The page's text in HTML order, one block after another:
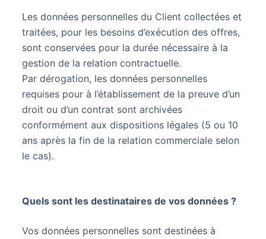
Les données personnelles du Client collectées et
traitées, pour les besoins d’exécution des offres,
sont conservées pour la durée nécessaire à la
gestion de la relation contractuelle.
Par dérogation, les données personnelles
requises pour à l’établissement de la preuve d’un
droit ou d’un contrat sont archivées
conformément aux dispositions légales (5 ou 10
ans après la fin de la relation commerciale selon
le cas).
Quels sont les destinataires de vos données ?
Vos données personnelles sont destinées à